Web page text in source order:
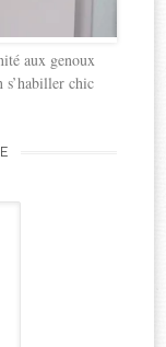
aux genoux
s’habiller chic